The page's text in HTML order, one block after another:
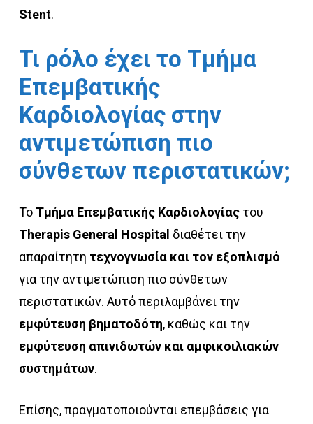
Stent.
Τι ρόλο έχει το Τμήμα
Επεμβατικής
Καρδιολογίας στην
αντιμετώπιση πιο
σύνθετων περιστατικών;
Το Τμήμα Επεμβατικής Καρδιολογίαςτου
Therapis General Hospital διαθέτει την
απαραίτητη τεχνογνωσία και τον εξοπλισμό
για την αντιμετώπιση πιο σύνθετων
περιστατικών. Αυτό περιλαμβάνει την
εμφύτευση βηματοδότη, καθώς και την
εμφύτευση απινιδωτών και αμφικοιλιακών
συστημάτων.
Επίσης, πραγματοποιούνται επεμβάσεις για